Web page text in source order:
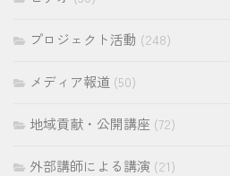
プロジェクト活動 (248)
メディア報道 (50)
地域貢献・公開講座 (72)
外部講師による講演 (21)